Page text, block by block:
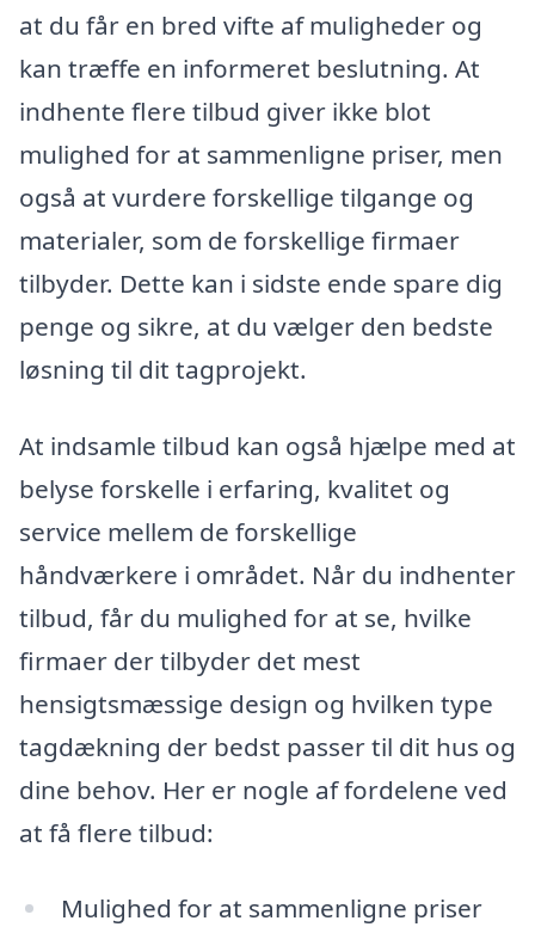
at du får en bred vifte af muligheder og
kan træffe en informeret beslutning. At
indhente flere tilbud giver ikke blot
mulighed for at sammenligne priser, men
også at vurdere forskellige tilgange og
materialer, som de forskellige firmaer
tilbyder. Dette kan i sidste ende spare dig
penge og sikre, at du vælger den bedste
løsning til dit tagprojekt.
At indsamle tilbud kan også hjælpe med at
belyse forskelle i erfaring, kvalitet og
service mellem de forskellige
håndværkere i området. Når du indhenter
tilbud, får du mulighed for at se, hvilke
firmaer der tilbyder det mest
hensigtsmæssige design og hvilken type
tagdækning der bedst passer til dit hus og
dine behov. Her er nogle af fordelene ved
at få flere tilbud:
Mulighed for at sammenligne priser